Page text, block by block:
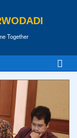
Together